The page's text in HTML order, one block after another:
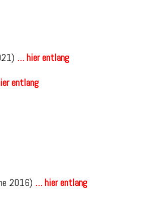
… hier entlang
entlang
2016) … hier entlang